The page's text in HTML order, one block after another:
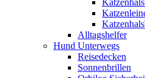
Alltagshelfer
Hund Unterwegs
Reisedecken
Sonnenbrillen